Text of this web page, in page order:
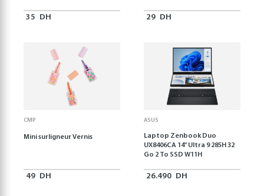
35 DH 29 DH
CMP
Mini surligneur Vernis
49 DH
ASUS
Laptop Zenbook Duo
UX8406CA 14'' Ultra 9 285H 32
Go 2 To SSD W11H
26.490 DH